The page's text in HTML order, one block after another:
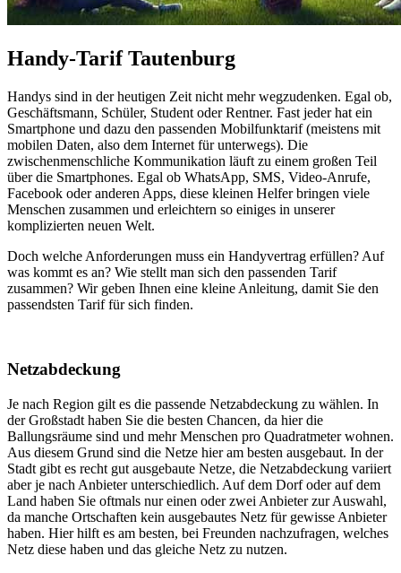
Handy-Tarif Tautenburg
Handys sind in der heutigen Zeit nicht mehr wegzudenken. Egal ob,
Geschäftsmann, Schüler, Student oder Rentner. Fast jeder hat ein
Smartphone und dazu den passenden Mobilfunktarif (meistens mit
mobilen Daten, also dem Internet für unterwegs). Die
zwischenmenschliche Kommunikation läuft zu einem großen Teil
über die Smartphones. Egal ob WhatsApp, SMS, Video-Anrufe,
Facebook oder anderen Apps, diese kleinen Helfer bringen viele
Menschen zusammen und erleichtern so einiges in unserer
komplizierten neuen Welt.
Doch welche Anforderungen muss ein Handyvertrag erfüllen? Auf
was kommt es an? Wie stellt man sich den passenden Tarif
zusammen? Wir geben Ihnen eine kleine Anleitung, damit Sie den
passendsten Tarif für sich finden.
Netzabdeckung
Je nach Region gilt es die passende Netzabdeckung zu wählen. In
der Großstadt haben Sie die besten Chancen, da hier die
Ballungsräume sind und mehr Menschen pro Quadratmeter wohnen.
Aus diesem Grund sind die Netze hier am besten ausgebaut. In der
Stadt gibt es recht gut ausgebaute Netze, die Netzabdeckung variiert
aber je nach Anbieter unterschiedlich. Auf dem Dorf oder auf dem
Land haben Sie oftmals nur einen oder zwei Anbieter zur Auswahl,
da manche Ortschaften kein ausgebautes Netz für gewisse Anbieter
haben. Hier hilft es am besten, bei Freunden nachzufragen, welches
Netz diese haben und das gleiche Netz zu nutzen.